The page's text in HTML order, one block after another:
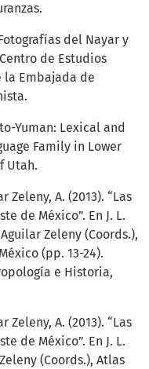
del Nayar y
de Estudios
la Embajada de
Yuman: Lexical and
Family in Lower
Utah.
Zeleny, A. (2013). “Las
de México”. En J. L.
Zeleny (Coords.),
(pp. 13-24).
e Historia,
Zeleny, A. (2013). “Las
de México”. En J. L.
(Coords.), Atlas